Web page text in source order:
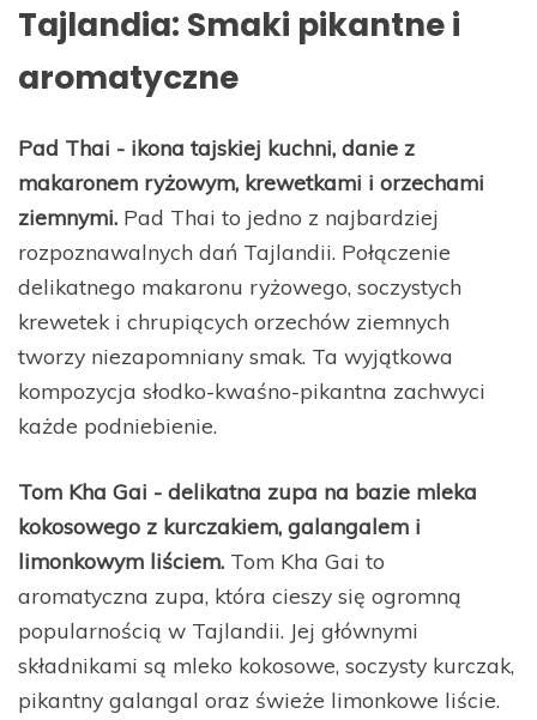
Tajlandia: Smaki pikantne i
aromatyczne
Pad Thai - ikona tajskiej kuchni, danie z
makaronem ryżowym, krewetkami i orzechami
ziemnymi. Pad Thai to jedno z najbardziej
rozpoznawalnych dań Tajlandii. Połączenie
delikatnego makaronu ryżowego, soczystych
krewetek i chrupiących orzechów ziemnych
tworzy niezapomniany smak. Ta wyjątkowa
kompozycja słodko-kwaśno-pikantna zachwyci
każde podniebienie.
Tom Kha Gai - delikatna zupa na bazie mleka
kokosowego z kurczakiem, galangalem i
limonkowym liściem. Tom Kha Gai to
aromatyczna zupa, która cieszy się ogromną
popularnością w Tajlandii. Jej głównymi
składnikami są mleko kokosowe, soczysty kurczak,
pikantny galangal oraz świeże limonkowe liście.